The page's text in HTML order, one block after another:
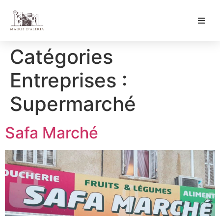
Mon Quotidien
Catégories
Entreprises :
Supermarché
Safa Marché